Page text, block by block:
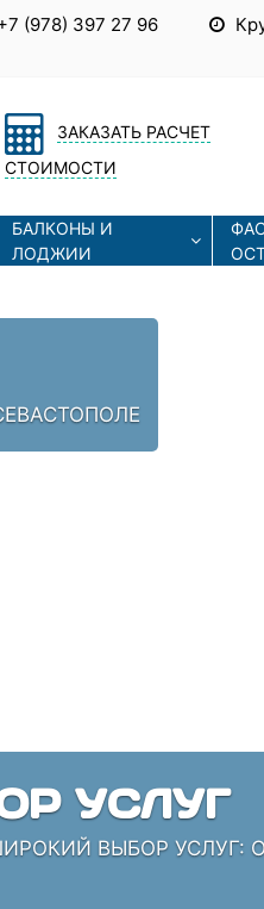
(978) 397 27 96
ЗАКАЗАТЬ РАСЧЕТ
СТОИМОСТИ
БАЛКОНЫ И
ЛОДЖИИ
УСЛУГ
ВЫБОР